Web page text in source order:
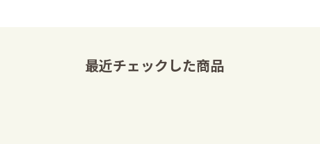
最近チェックした商品